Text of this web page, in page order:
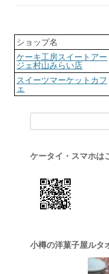
ショップ名
ケーキ工房スイートアー
ジェ村山みらい店
スイーツマーケットカフ
ェ
ケータイ・スマホは
小樽の洋菓子屋ルタ